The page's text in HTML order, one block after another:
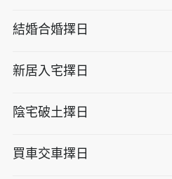
結婚合婚擇日
新居入宅擇日
陰宅破土擇日
買車交車擇日